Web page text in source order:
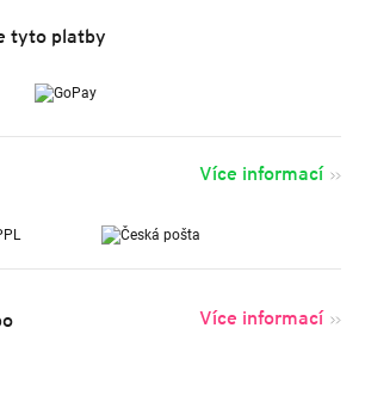
tyto platby
Více informací
Více informací